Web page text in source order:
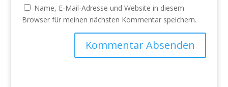
Name, E-Mail-Adresse und Website in diesem
Browser für meinen nächsten Kommentar speichern.